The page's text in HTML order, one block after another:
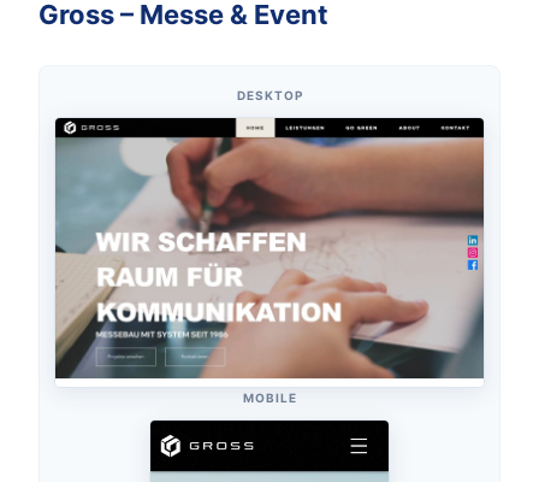
Gross – Messe & Event
DESKTOP
MOBILE